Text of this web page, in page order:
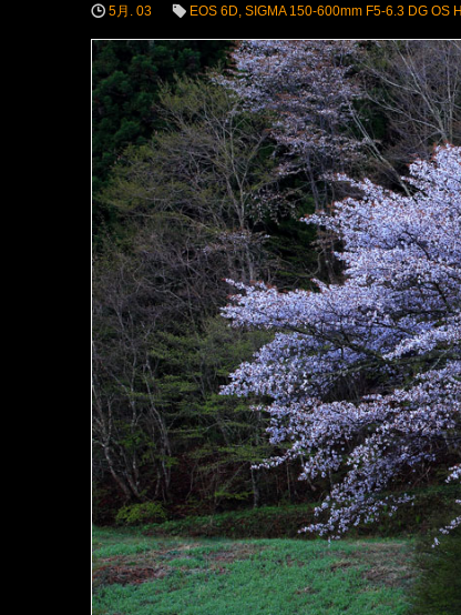
5月. 03 EOS 6D, SIGMA 150-600mm F5-6.3 DG OS